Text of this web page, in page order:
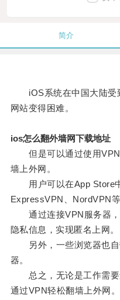
简介
iOS系统在中国大陆受
网站变得困难。
ios怎么翻外墙网下载地址
但是可以通过使用VPN
墙上外网。
用户可以在App Store
ExpressVPN、NordVPN
通过连接VPN服务器，
隐私信息，实现匿名上网。
另外，一些浏览器也自
器。
总之，无论是工作需要
通过VPN轻松翻墙上外网。